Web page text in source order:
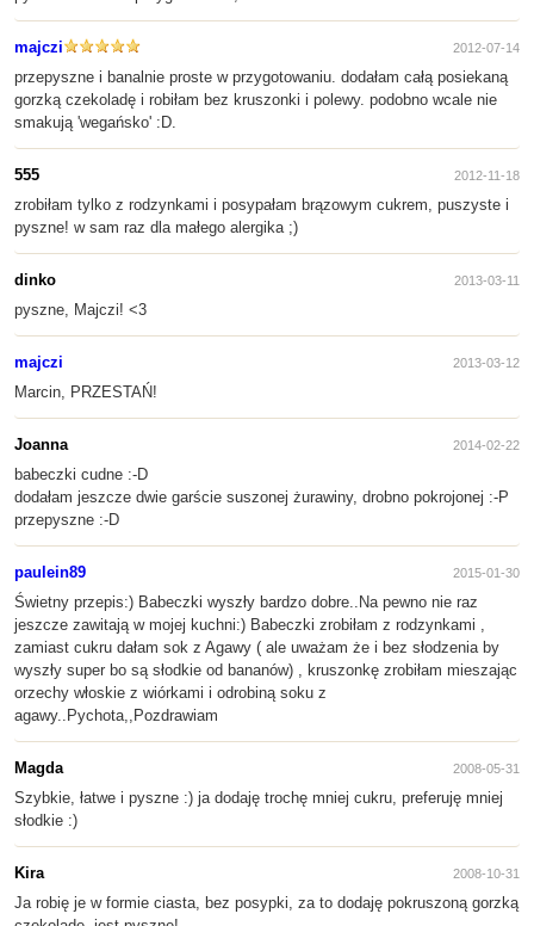
majczi 2012-07-14
przepyszne i banalnie proste w przygotowaniu. dodałam całą posiekaną
gorzką czekoladę i robiłam bez kruszonki i polewy. podobno wcale nie
smakują 'wegańsko' :D.
555 2012-11-18
zrobiłam tylko z rodzynkami i posypałam brązowym cukrem, puszyste i
pyszne! w sam raz dla małego alergika ;)
dinko 2013-03-11
pyszne, Majczi! <3
majczi 2013-03-12
Marcin, PRZESTAŃ!
Joanna 2014-02-22
babeczki cudne :-D
dodałam jeszcze dwie garście suszonej żurawiny, drobno pokrojonej :-P
przepyszne :-D
paulein89 2015-01-30
Świetny przepis:) Babeczki wyszły bardzo dobre..Na pewno nie raz
jeszcze zawitają w mojej kuchni:) Babeczki zrobiłam z rodzynkami ,
zamiast cukru dałam sok z Agawy ( ale uważam że i bez słodzenia by
wyszły super bo są słodkie od bananów) , kruszonkę zrobiłam mieszając
orzechy włoskie z wiórkami i odrobiną soku z
agawy..Pychota,,Pozdrawiam
Magda 2008-05-31
Szybkie, łatwe i pyszne :) ja dodaję trochę mniej cukru, preferuję mniej
słodkie :)
Kira 2008-10-31
Ja robię je w formie ciasta, bez posypki, za to dodaję pokruszoną gorzką